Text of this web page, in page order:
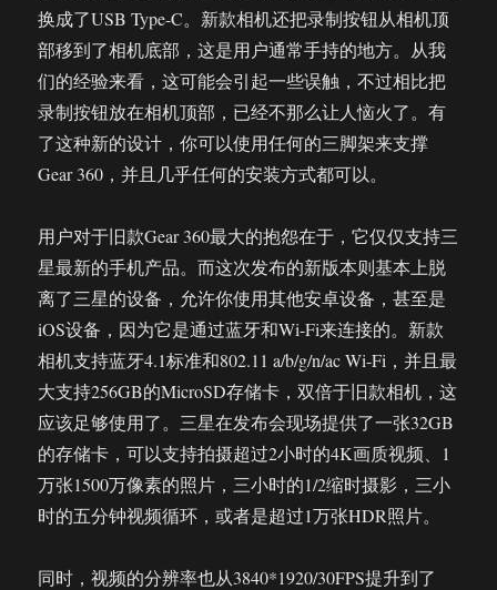
换成了USB Type-C。新款相机还把录制按钮从相机顶
部移到了相机底部，这是用户通常手持的地方。从我
们的经验来看，这可能会引起一些误触，不过相比把
录制按钮放在相机顶部，已经不那么让人恼火了。有
了这种新的设计，你可以使用任何的三脚架来支撑
Gear 360，并且几乎任何的安装方式都可以。
用户对于旧款Gear 360最大的抱怨在于，它仅仅支持三
星最新的手机产品。而这次发布的新版本则基本上脱
离了三星的设备，允许你使用其他安卓设备，甚至是
iOS设备，因为它是通过蓝牙和Wi-Fi来连接的。新款
相机支持蓝牙4.1标准和802.11 a/b/g/n/ac Wi-Fi，并且最
大支持256GB的MicroSD存储卡，双倍于旧款相机，这
应该足够使用了。三星在发布会现场提供了一张32GB
的存储卡，可以支持拍摄超过2小时的4K画质视频、1
万张1500万像素的照片，三小时的1/2缩时摄影，三小
时的五分钟视频循环，或者是超过1万张HDR照片。
同时，视频的分辨率也从3840*1920/30FPS提升到了